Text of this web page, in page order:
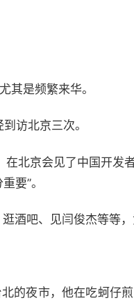
其是频繁来华。
访北京三次。
北京会见了中国开发
要”。
酒吧、见闫俊杰等等，
的夜市，他在吃蚵仔